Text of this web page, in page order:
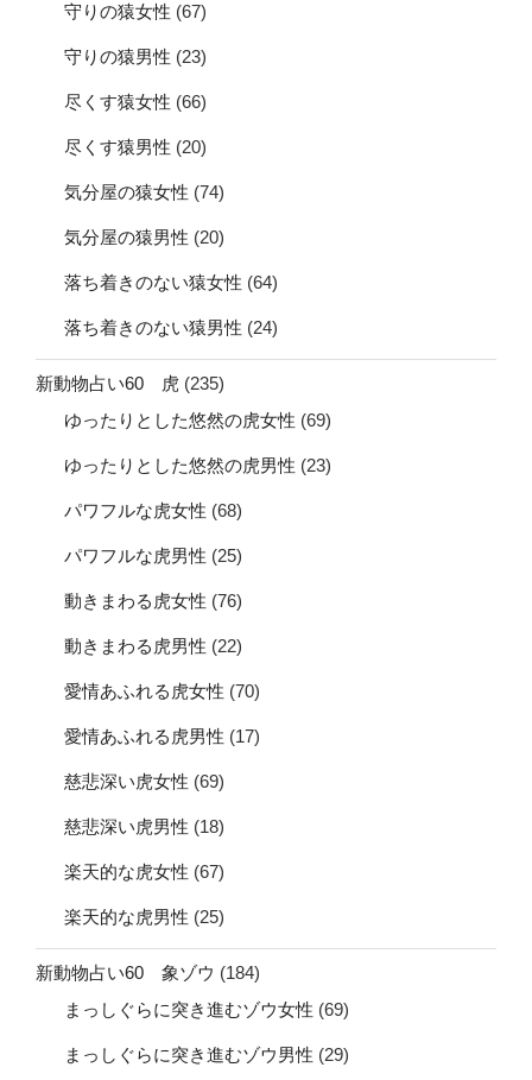
守りの猿女性 (67)
守りの猿男性 (23)
尽くす猿女性 (66)
尽くす猿男性 (20)
気分屋の猿女性 (74)
気分屋の猿男性 (20)
落ち着きのない猿女性 (64)
落ち着きのない猿男性 (24)
新動物占い60 虎 (235)
ゆったりとした悠然の虎女性 (69)
ゆったりとした悠然の虎男性 (23)
パワフルな虎女性 (68)
パワフルな虎男性 (25)
動きまわる虎女性 (76)
動きまわる虎男性 (22)
愛情あふれる虎女性 (70)
愛情あふれる虎男性 (17)
慈悲深い虎女性 (69)
慈悲深い虎男性 (18)
楽天的な虎女性 (67)
楽天的な虎男性 (25)
新動物占い60 象ゾウ (184)
まっしぐらに突き進むゾウ女性 (69)
まっしぐらに突き進むゾウ男性 (29)